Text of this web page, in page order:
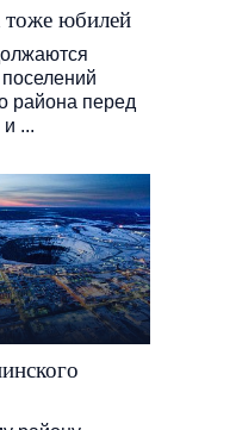
юбилей
района перед
...